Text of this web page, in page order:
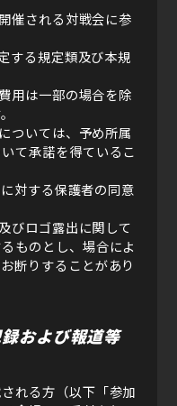
催される対戦会に参
する規定類及び本規
用は一部の場合を除
ついては、予め所属
て承諾を得ているこ
対する保護者の同意
びロゴ露出に関して
ものとし、場合によ
断りすることがあり
および報道等
れる方（以下「参加